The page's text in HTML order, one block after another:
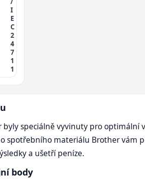
I
E
C
2
4
7
1
1
byly speciálně vyvinuty pro optimální
spotřebního materiálu Brother vám
a ušetří peníze.
body